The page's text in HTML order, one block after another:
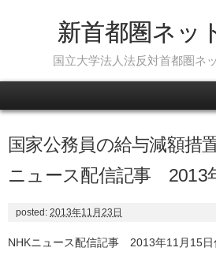
新首都圏ネッ
国立大学法人法反対首都圏ネ
国家公務員の給与減額
ニュース配信記事 2013
posted: 2013年11月23日
NHKニュース配信記事 2013年11月15日